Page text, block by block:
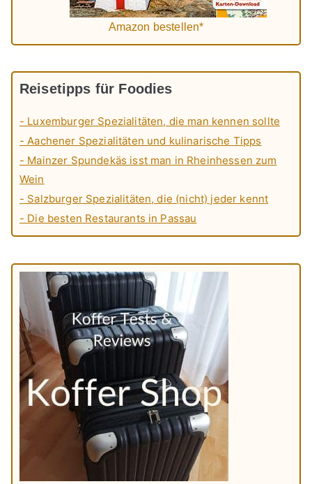
Amazon bestellen*
Reisetipps für Foodies
- Luxemburger Spezialitäten, die man kennen sollte
- Aachener Spezialitäten und kulinarische Tipps
- Mainzer Spundekäs isst man in Rheinhessen zum
Wein
- Salzburger Spezialitäten, die (nicht) jeder kennt
- Die besten Restaurants in Passau